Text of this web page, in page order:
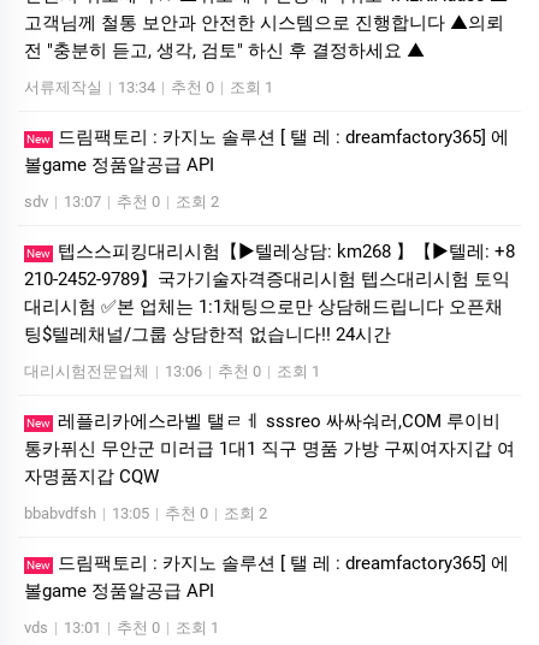
고객님께 철통 보안과 안전한 시스템으로 진행합니다 ▲의뢰
전 "충분히 듣고, 생각, 검토" 하신 후 결정하세요 ▲
서류제작실 | 13:34 | 추천 0 | 조회 1
New
드림팩토리 : 카­지노 솔­루션 [ 탤 레 : dreamfactory365] 에
볼game 정품알공급 API
sdv | 13:07 | 추천 0 | 조회 2
New
텝스스피킹대리시험【▶텔레상담: km268 】【▶텔레: +8
210-2452-9789】국가기술자격증대리시험 텝스대리시험 토익
대리시험 ✅본 업체는 1:1채팅으로만 상담해드립니다 오픈채
팅$텔레채널/그룹 상담한적 없습니다!! 24시간
대리시험전문업체 | 13:06 | 추천 0 | 조회 1
New 레플리카에스라벨 탤ㄹㅔ sssreo 싸싸숴러,COM 루이비
통카퓌신 무안군 미러급 1대1 직구 명품 가방 구찌여자지갑 여
자명품지갑 CQW
bbabvdfsh | 13:05 | 추천 0 | 조회 2
New
드림팩토리 : 카­지노 솔­루션 [ 탤 레 : dreamfactory365] 에
볼game 정품알공급 API
vds | 13:01 | 추천 0 | 조회 1